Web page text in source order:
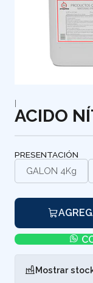
|
ACIDO
PRESENTACIÓN
GALON 4Kg
Mostrar